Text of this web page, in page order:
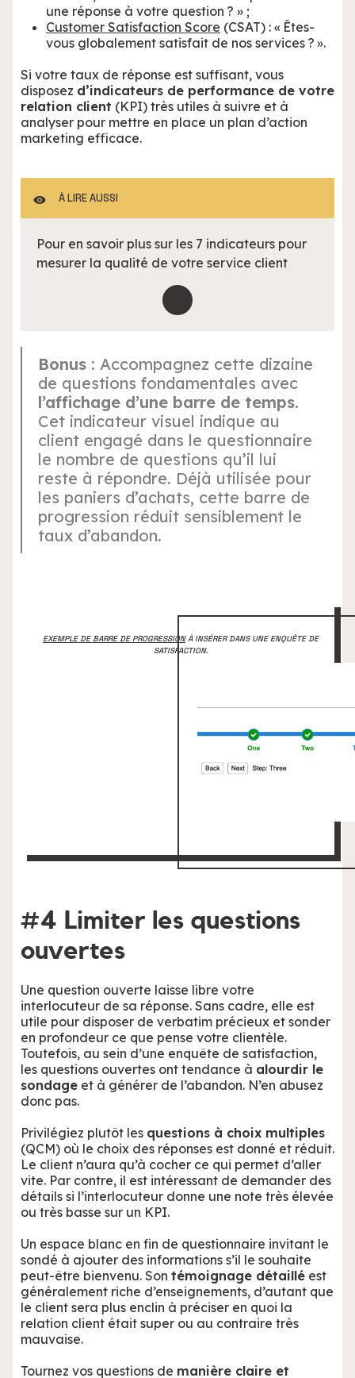
une réponse à votre question ? » ;
Customer Satisfaction Score (CSAT) : « Êtes-
vous globalement satisfait de nos services ? ».
Si votre taux de réponse est suffisant, vous
disposez d’indicateurs de performance de votre
relation client (KPI) très utiles à suivre et à
analyser pour mettre en place un plan d’action
marketing efficace.
À LIRE AUSSI
Pour en savoir plus sur les 7 indicateurs pour
mesurer la qualité de votre service client
Bonus : Accompagnez cette dizaine
de questions fondamentales avec
l’affichage d’une barre de temps.
Cet indicateur visuel indique au
client engagé dans le questionnaire
le nombre de questions qu’il lui
reste à répondre. Déjà utilisée pour
les paniers d’achats, cette barre de
progression réduit sensiblement le
taux d’abandon.
EXEMPLE DE BARRE DE PROGRESSIONÀ INSÉRER DANS UNE ENQUÊTE DE
SATISFACTION.
#4 Limiter les questions
ouvertes
Une question ouverte laisse libre votre
interlocuteur de sa réponse. Sans cadre, elle est
utile pour disposer de verbatim précieux et sonder
en profondeur ce que pense votre clientèle.
Toutefois, au sein d’une enquête de satisfaction,
les questions ouvertes ont tendance à alourdir le
sondage et à générer de l’abandon. N’en abusez
donc pas.
Privilégiez plutôt les questions à choix multiples
(QCM) où le choix des réponses est donné et réduit.
Le client n’aura qu’à cocher ce qui permet d’aller
vite. Par contre, il est intéressant de demander des
détails si l’interlocuteur donne une note très élevée
ou très basse sur un KPI.
Un espace blanc en fin de questionnaire invitant le
sondé à ajouter des informations s’il le souhaite
peut-être bienvenu. Son témoignage détaillé est
généralement riche d’enseignements, d’autant que
le client sera plus enclin à préciser en quoi la
relation client était super ou au contraire très
mauvaise.
Tournez vos questions de manière claire et